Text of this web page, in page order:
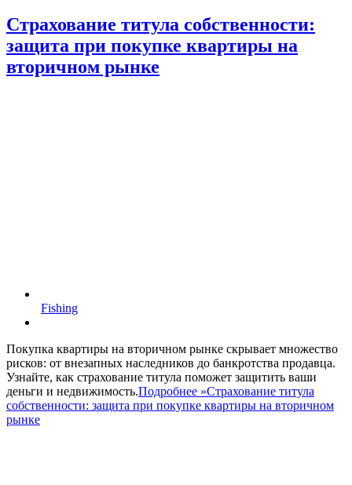
Страхование титула собственности:
защита при покупке квартиры на
вторичном рынке
Fishing
Покупка квартиры на вторичном рынке скрывает множество
рисков: от внезапных наследников до банкротства продавца.
Узнайте, как страхование титула поможет защитить ваши
деньги и недвижимость.Подробнее »Страхование титула
собственности: защита при покупке квартиры на вторичном
рынке